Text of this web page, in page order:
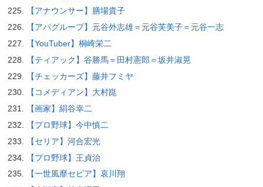
【アナウンサー】膳場貴子
【アパグループ】元谷外志雄＝元谷芙美子＝元谷一志
【YouTuber】桐崎栄二
【ティアック】谷勝馬＝田村憲郎＝坂井淑晃
【チェッカーズ】藤井フミヤ
【コメディアン】大村崑
【画家】絹谷幸二
【プロ野球】今中慎二
【セリア】河合宏光
【プロ野球】王貞治
【一世風靡セピア】哀川翔